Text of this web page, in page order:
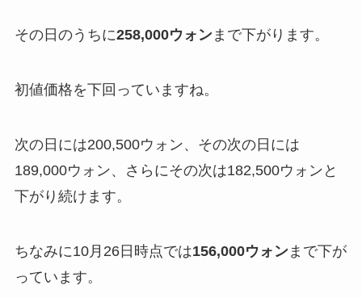
その日のうちに258,000ウォンまで下がります。
初値価格を下回っていますね。
次の日には200,500ウォン、その次の日には
189,000ウォン、さらにその次は182,500ウォンと
下がり続けます。
ちなみに10月26日時点では156,000ウォンまで下が
っています。